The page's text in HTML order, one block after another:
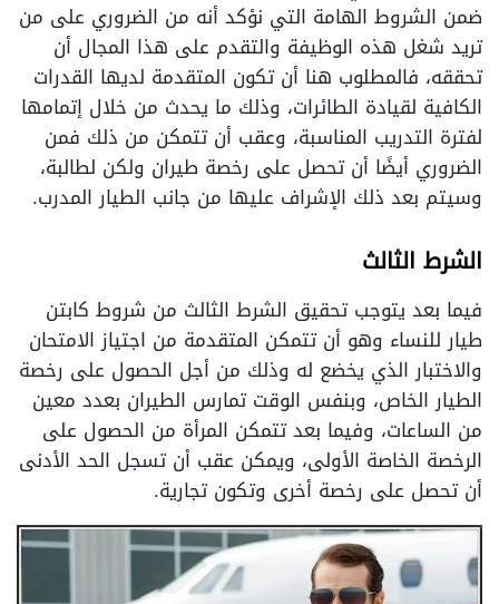
ضمن الشروط الهامة التي نؤكد أنه من الضروري على من
تريد شغل هذه الوظيفة والتقدم على هذا المجال أن
تحققه، فالمطلوب هنا أن تكون المتقدمة لديها القدرات
الكافية لقيادة الطائرات، وذلك ما يحدث من خلال إتمامها
لفترة التدريب المناسبة، وعقب أن تتمكن من ذلك فمن
الضروري أيضًا أن تحصل على رخصة طيران ولكن لطالبة،
وسيتم بعد ذلك الإشراف عليها من جانب الطيار المدرب.
الشرط الثالث
فيما بعد يتوجب تحقيق الشرط الثالث من شروط كابتن
طيار للنساء وهو أن تتمكن المتقدمة من اجتياز الامتحان
والاختبار الذي يخضع له وذلك من أجل الحصول على رخصة
الطيار الخاص، وبنفس الوقت تمارس الطيران بعدد معين
من الساعات، وفيما بعد تتمكن المرأة من الحصول على
الرخصة الخاصة الأولى، ويمكن عقب أن تسجل الحد الأدنى
أن تحصل على رخصة أخرى وتكون تجارية.